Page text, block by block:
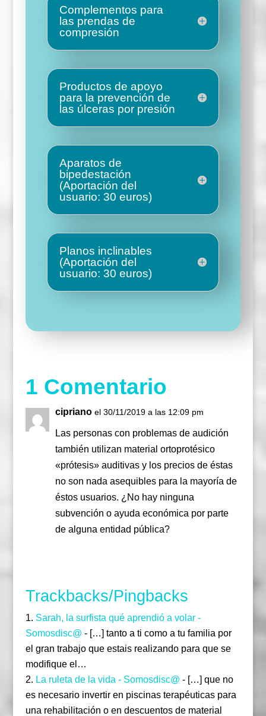
Complementos para
las prendas de
compresión
Productos de apoyo
para la prevención de
las úlceras por presión
Aparatos de
bipedestación
(Aportación del
usuario: 30 euros)
Planos inclinables
(Aportación del
usuario: 30 euros)
1 Comentario
cipriano el 30/11/2019 a las 12:09 pm
Las personas con problemas de audición
también utilizan material ortoprotésico
«prótesis» auditivas y los precios de éstas
no son nada asequibles para la mayoría de
éstos usuarios. ¿No hay ninguna
subvención o ayuda económica por parte
de alguna entidad pública?
Trackbacks/Pingbacks
Sarah, la surfista qué aprendió a volar -
Somosdisc@ - […] tanto a ti como a tu familia por
el gran trabajo que estais realizando para que se
modifique el…
La ruleta de la vida - Somosdisc@ - […] que no
es necesario invertir en piscinas terapéuticas para
una rehabilitación o en descuentos de material